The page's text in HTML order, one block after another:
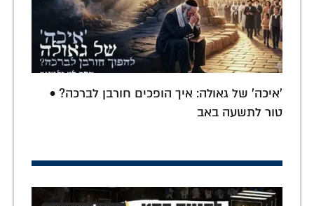
'איכה' של גאולה: איך הופכים חורבן לברכה? •
טור לתשעה באב